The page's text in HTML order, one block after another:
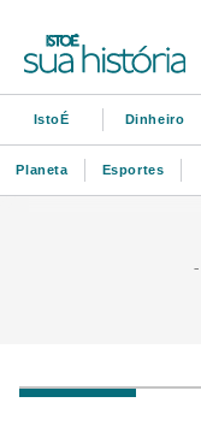
IstoÉ Dinheiro
Planeta Esportes